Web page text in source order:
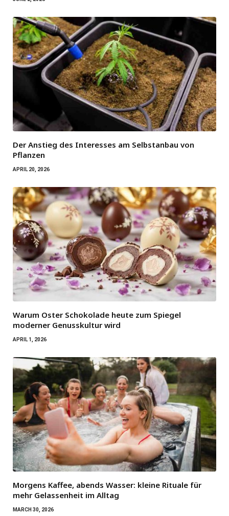
Der Anstieg des Interesses am Selbstanbau von
Pflanzen
APRIL 20, 2026
Warum Oster Schokolade heute zum Spiegel
moderner Genusskultur wird
APRIL 1, 2026
Morgens Kaffee, abends Wasser: kleine Rituale für
mehr Gelassenheit im Alltag
MARCH 30, 2026